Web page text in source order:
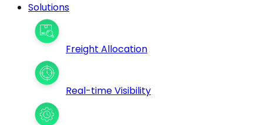
Solutions
Freight Allocation
Real-time Visibility